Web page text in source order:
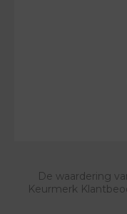
De waardering
Keurmerk